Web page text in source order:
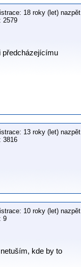
18 roky (let) nazpět
2579
předcházejícímu
13 roky (let) nazpět
3816
10 roky (let) nazpět
9
kde by to